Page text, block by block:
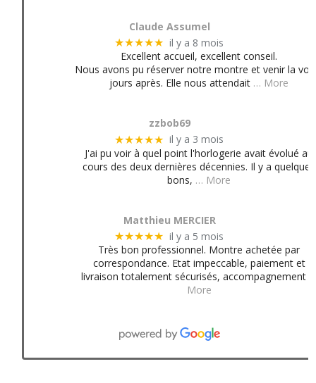
Claude Assumel
★★★★★ il y a 8 mois
Excellent accueil, excellent conseil.
Nous avons pu réserver notre montre et venir la
jours après. Elle nous attendait … More
zzbob69
★★★★★ il y a 3 mois
J'ai pu voir à quel point l'horlogerie avait évolué au
cours des deux dernières décennies. Il y a quelques
bons, … More
Matthieu MERCIER
★★★★★ il y a 5 mois
Très bon professionnel. Montre achetée par
correspondance. Etat impeccable, paiement et
livraison totalement sécurisés, accompagnement
More